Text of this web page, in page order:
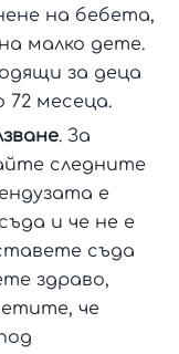
на бебета,
малко дете.
за деца
72 месеца.
. За
следните
е
и че не е
съда
здраво,
че